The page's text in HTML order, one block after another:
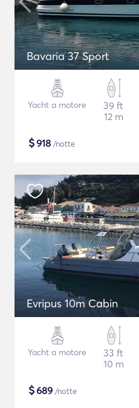
Bavaria 37 Sport
Yacht a motore
39 ft
12 m
$918 /notte
Evripus 10m Cabin
Yacht a motore
33 ft
10 m
$689 /notte